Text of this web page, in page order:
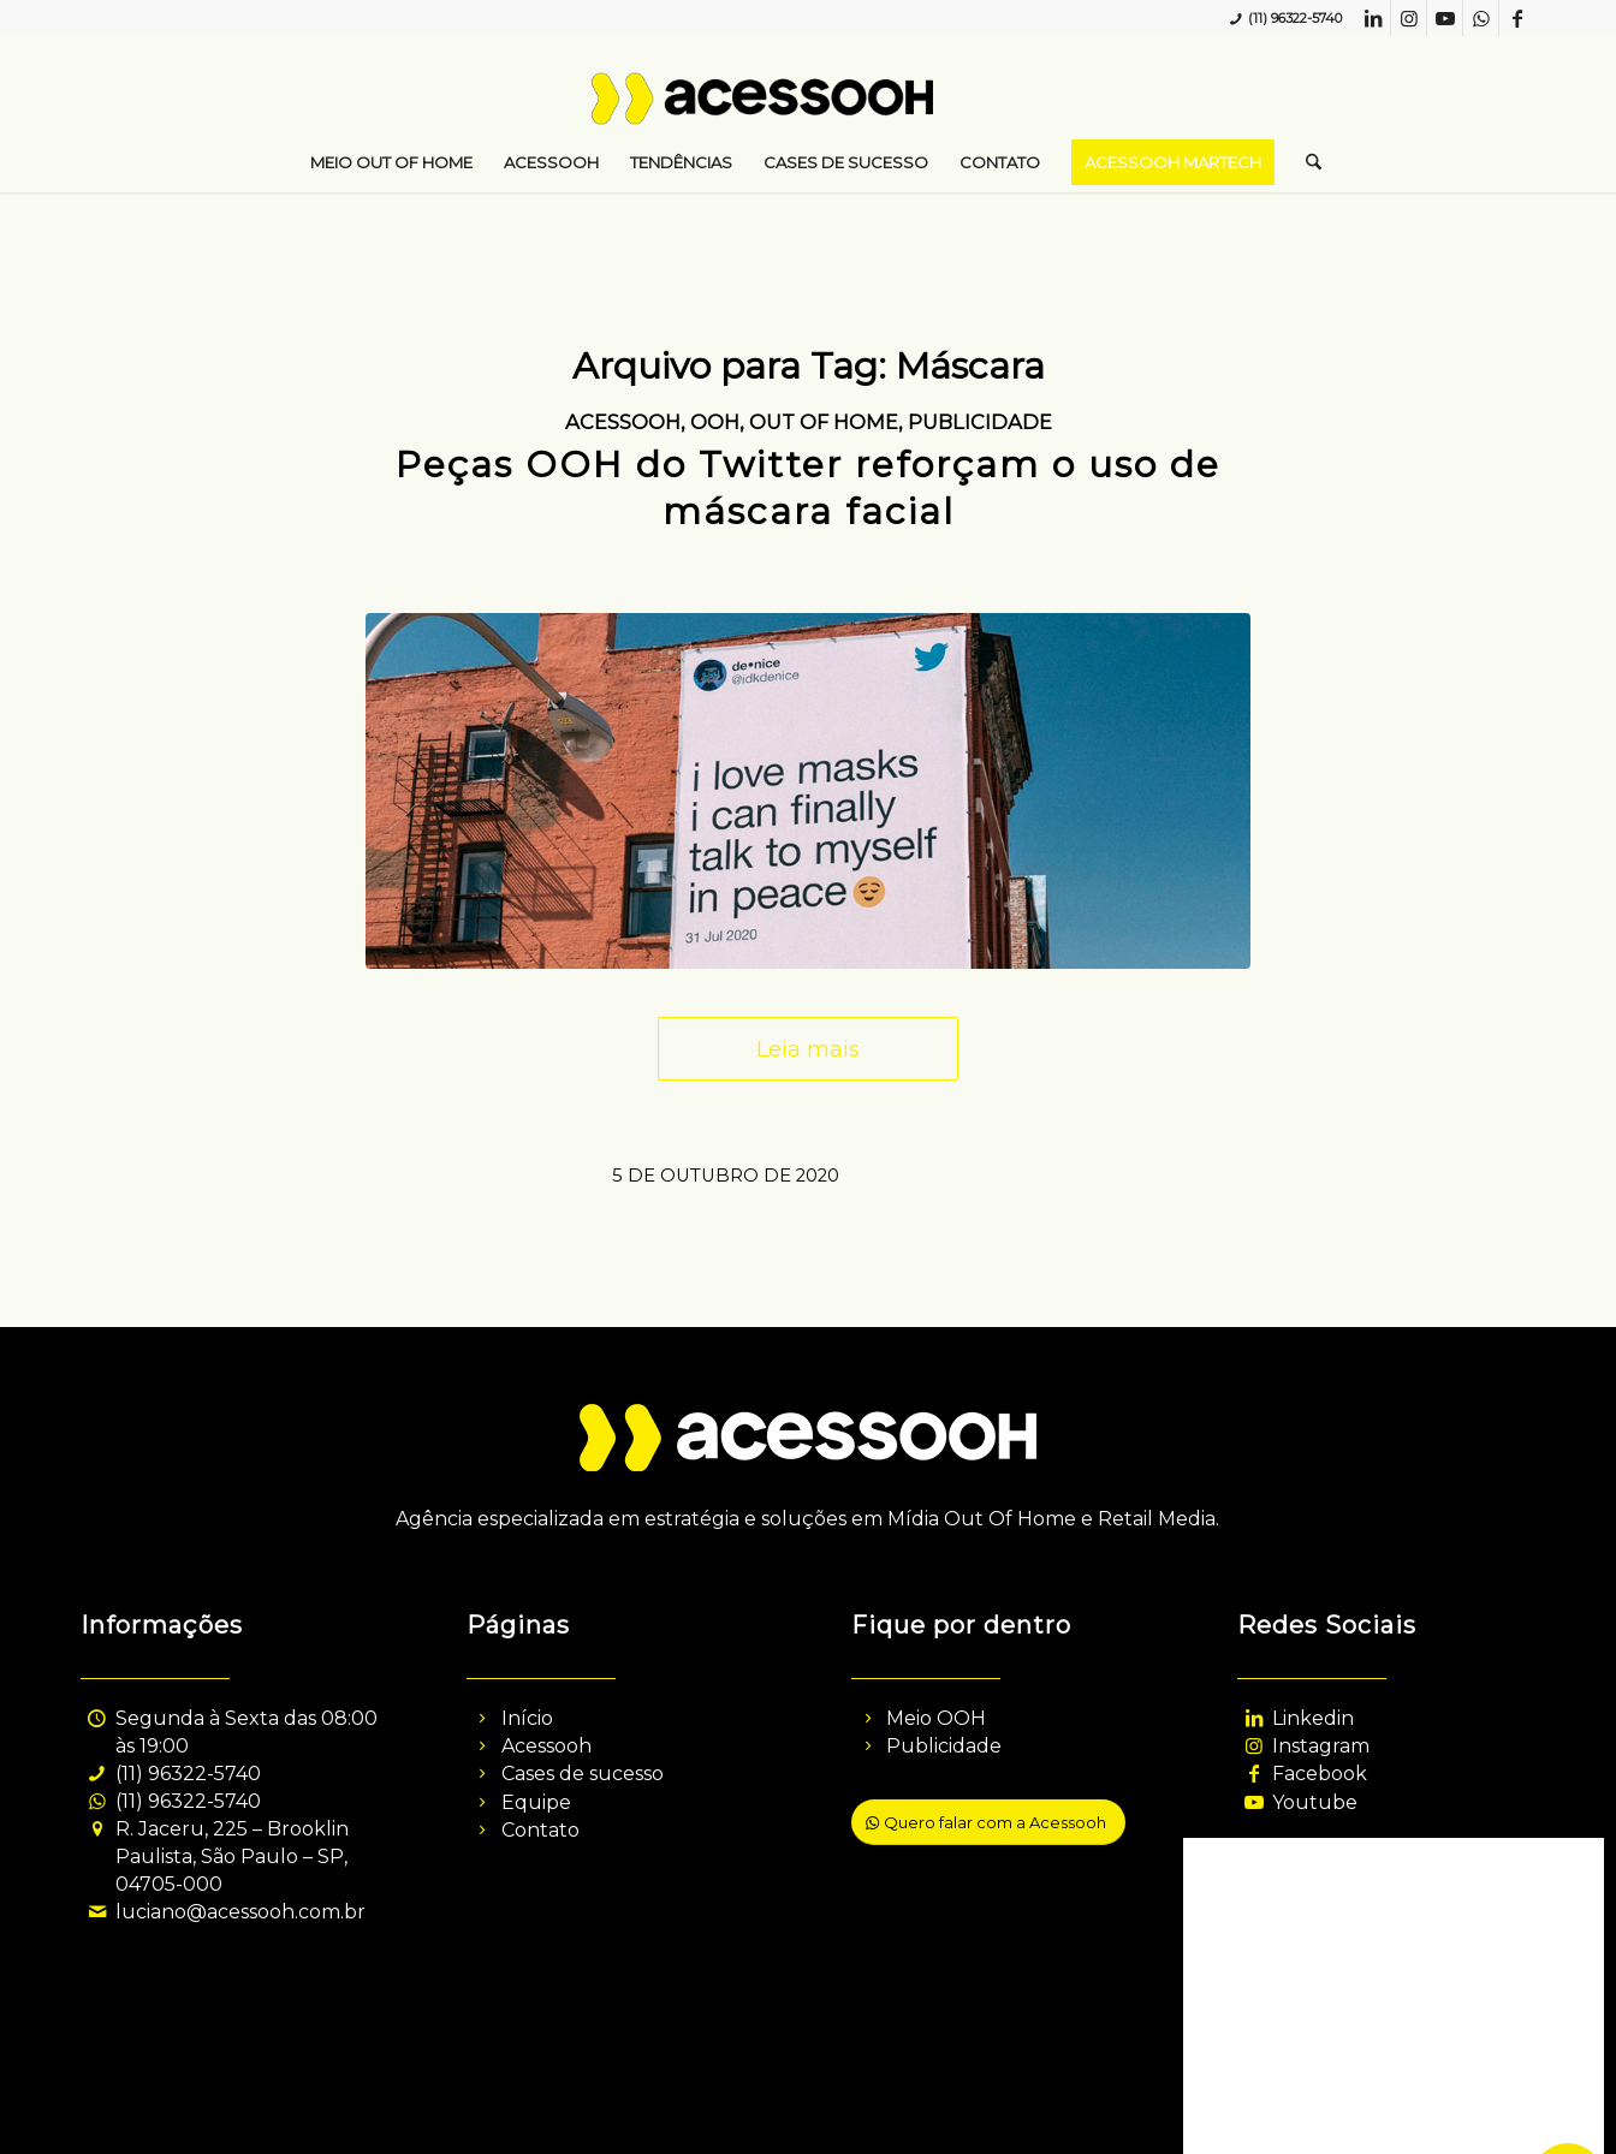
(11) 96322-5740
MEIO OUT OF HOME ACESSOOH TENDÊNCIAS CASES DE SUCESSO CONTATO ACESSOOH MARTECH
Arquivo para Tag: Máscara
ACESSOOH, OOH, OUT OF HOME, PUBLICIDADE
Peças OOH do Twitter reforçam o uso de
máscara facial
Leia mais
5 DE OUTUBRO DE 2020
Agência especializada em estratégia e soluções em Mídia Out Of Home e Retail Media.
Informações
Segunda à Sexta das 08:00
às 19:00
(11) 96322-5740
(11) 96322-5740
R. Jaceru, 225 – Brooklin
Paulista, São Paulo – SP,
04705-000
luciano@acessooh.com.br
Páginas
Início
Acessooh
Cases de sucesso
Equipe
Contato
Fique por dentro
Meio OOH
Publicidade
Quero falar com a Acessooh
Redes Sociais
Linkedin
Instagram
Facebook
Youtube